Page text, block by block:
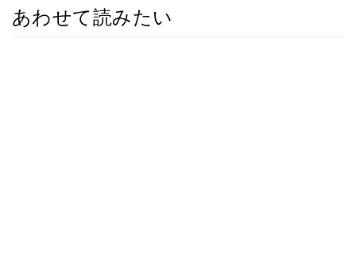
あわせて読みたい